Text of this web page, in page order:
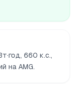
660 к.с.,
на AMG.